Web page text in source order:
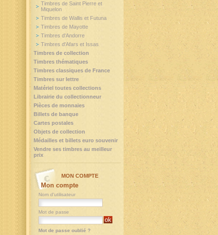
Timbres de Saint Pierre et
Miquelon
Timbres de Wallis et Futuna
Timbres de Mayotte
Timbres d'Andorre
Timbres d'Afars et Issas
Timbres de collection
Timbres thématiques
Timbres classiques de France
Timbres sur lettre
Matériel toutes collections
Librairie du collectionneur
Pièces de monnaies
Billets de banque
Cartes postales
Objets de collection
Médailles et billets euro souvenir
Vendre ses timbres au meilleur
prix
MON COMPTE
Mon compte
Nom d'utilisateur
Mot de passe
Mot de passe oublié ?